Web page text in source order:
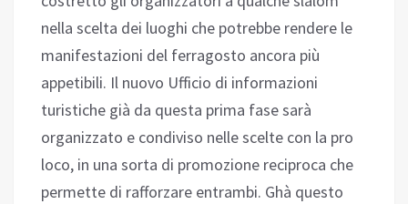
nella scelta dei luoghi che potrebbe rendere le
manifestazioni del ferragosto ancora più
appetibili. Il nuovo Ufficio di informazioni
turistiche già da questa prima fase sarà
organizzato e condiviso nelle scelte con la pro
loco, in una sorta di promozione reciproca che
permette di rafforzare entrambi. Ghà questo